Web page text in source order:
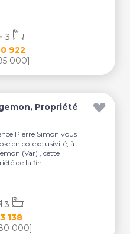
922
000]
3
Propriété
Pierre Simon vous
en co-exclusivité, à
(Var) , cette
de la fin...
138
000]
3